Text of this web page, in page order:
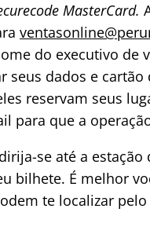
MasterCard.
do executivo de
seus dados e
reservam seus
para que a
se até a
bilhete. É melhor
te localizar